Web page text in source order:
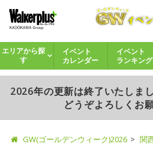
エリアから探
す
イベント
カレンダー
イベント
ランキング
2026年の更新は終了いたしま
どうぞよろしくお
GW(ゴールデンウィーク)2026 関